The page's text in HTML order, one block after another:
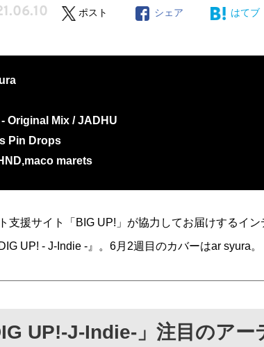
ポスト シェア はてブ
Original Mix / JADHU
Pin Drops
maco marets
支援サイト「BIG UP!」が協力してお届けするイ
UP! - J-Indie -』。6月2週目のカバーはar syura。
UP!-J-Indie-」注目のアー